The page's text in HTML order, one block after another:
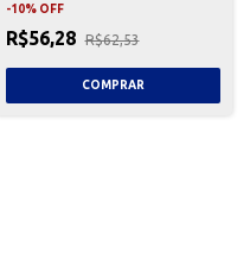
-10% OFF
R$56,28 R$62,53